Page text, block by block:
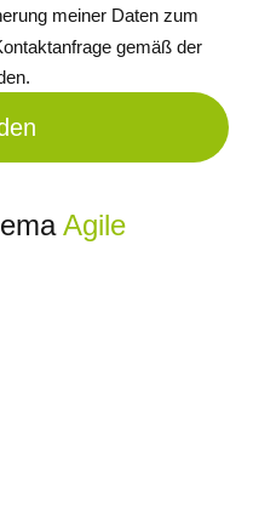
meiner Daten zum
gemäß der
Agile